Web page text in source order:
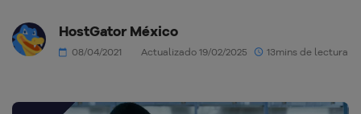
HostGator México
08/04/2021 Actualizado 19/02/2025 13mins de lectura